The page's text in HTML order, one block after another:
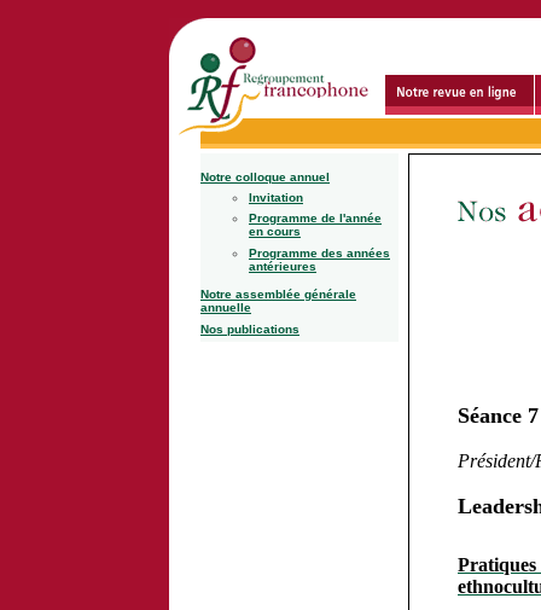
Notre colloque annuel
Invitation
Programme de l'année
en cours
Programme des années
antérieures
Notre assemblée générale
annuelle
Nos publications
Séance
Pratiques